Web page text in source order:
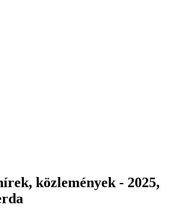
közlemények - 2025,